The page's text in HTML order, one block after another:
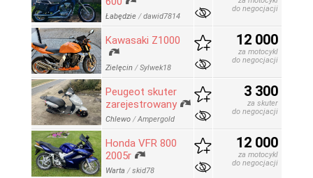
Łabędzie /dawid7814
do negocjacji
Kawasaki Z1000
Zielęcin /Sylwek18
12 000
za motocykl
do negocjacji
Peugeot skuter
zarejestrowany
Chlewo /Ampergold
3 300
za skuter
do negocjacji
Honda VFR 800
2005r
Warta /skid78
12 000
za motocykl
do negocjacji